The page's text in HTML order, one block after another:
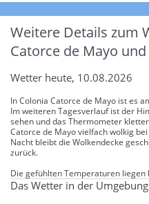
Weitere Details zum
Catorce de Mayo
Wetter heute, 10.08.2026
In Colonia Catorce de Mayo ist es
Im weiteren Tagesverlauf ist der
sehen und das Thermometer
Catorce de Mayo vielfach wolkig
Nacht bleibt die Wolkendecke
zurück.
Die gefühlten Temperaturen liegen
Das Wetter in der Umgebung